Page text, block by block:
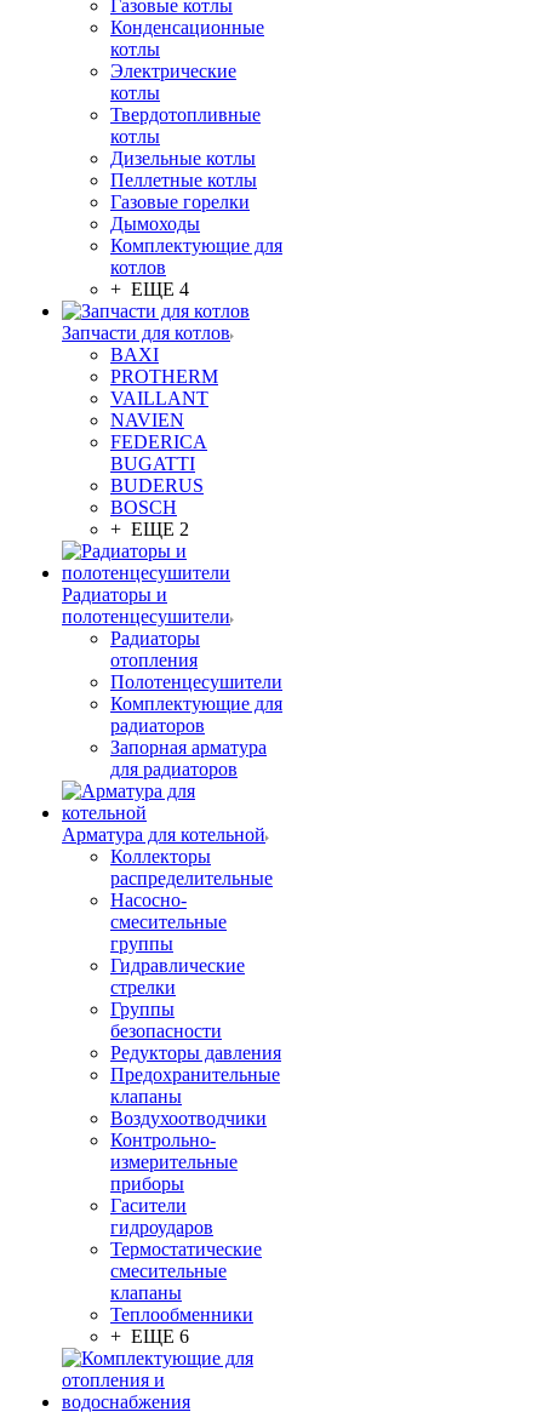
Газовые котлы
Конденсационные
котлы
Электрические
котлы
Твердотопливные
котлы
Дизельные котлы
Пеллетные котлы
Газовые горелки
Дымоходы
Комплектующие для
котлов
+ ЕЩЕ 4
Запчасти для котлов
BAXI
PROTHERM
VAILLANT
NAVIEN
FEDERICA
BUGATTI
BUDERUS
BOSCH
+ ЕЩЕ 2
Радиаторы и
полотенцесушители
Радиаторы
отопления
Полотенцесушители
Комплектующие для
радиаторов
Запорная арматура
для радиаторов
Арматура для котельной
Коллекторы
распределительные
Насосно-
смесительные
группы
Гидравлические
стрелки
Группы
безопасности
Редукторы давления
Предохранительные
клапаны
Воздухоотводчики
Контрольно-
измерительные
приборы
Гасители
гидроударов
Термостатические
смесительные
клапаны
Теплообменники
+ ЕЩЕ 6